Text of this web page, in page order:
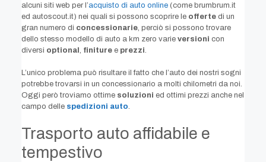
alcuni siti web per l’acquisto di auto online(come brumbrum.it
ed autoscout.it) nei quali si possono scoprire le offertedi un
gran numero di concessionarie, perciò si possono trovare
dello stesso modello di auto a km zero varie versioni con
diversi optional finituree prezzi
L’unico problema può risultare il fatto che l’auto dei nostri sogni
potrebbe trovarsi in un concessionario a molti chilometri da noi.
Oggi però troviamo ottime soluzioni ed ottimi prezzi anche nel
campo delle spedizioni auto.
Trasporto auto affidabile e
tempestivo